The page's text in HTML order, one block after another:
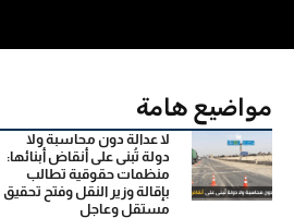
مواضيع هامة
لا عدالة دون محاسبة ولا
دولة تُبنى على أنقاض أبنائها:
منظمات حقوقية تطالب
بإقالة وزير النقل وفتح تحقيق
مستقل وعاجل